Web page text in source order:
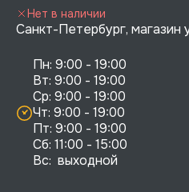
Санкт-Петербург, магазин
Пн: 9:00 - 19:00
Вт: 9:00 - 19:00
Ср: 9:00 - 19:00
Чт: 9:00 - 19:00
Пт: 9:00 - 19:00
Сб: 11:00 - 15:00
Вс:  выходной
Нет в наличии